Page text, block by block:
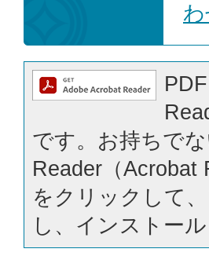
です。お持ちで
Reader（Acrobat
をクリックして
し、インストー